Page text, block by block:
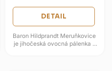
DETAIL
Baron Hildprandt Meruňkovice
je jihočeská ovocná pálenka z